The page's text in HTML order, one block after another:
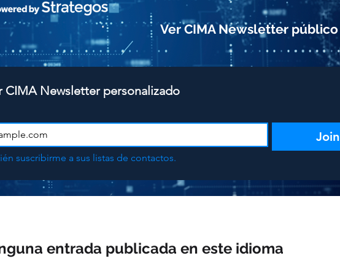
Ver CIMA Newsletter público
CIMA Newsletter personalizado
Join
suscribirme a sus listas de contactos.
entrada publicada en este idioma